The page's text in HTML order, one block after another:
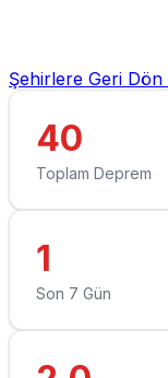
Şehirlere Geri Dön
40
Toplam Deprem
1
Son 7 Gün